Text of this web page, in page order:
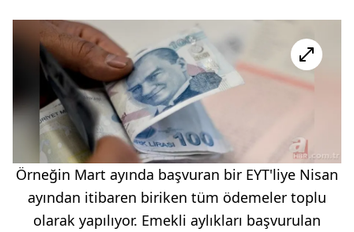
Örneğin Mart ayında başvuran bir EYT'liye Nisan
ayından itibaren biriken tüm ödemeler toplu
olarak yapılıyor. Emekli aylıkları başvurulan